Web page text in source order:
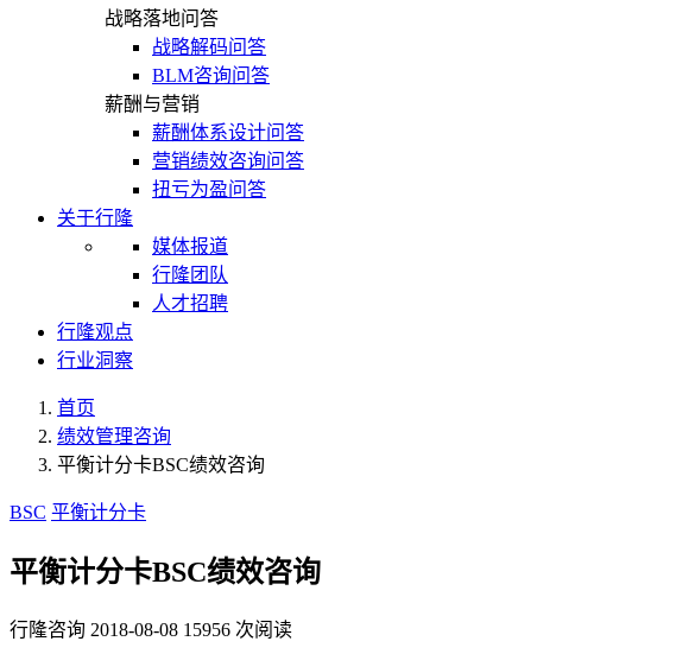
战略落地问答
战略解码问答
BLM咨询问答
薪酬与营销
薪酬体系设计问答
营销绩效咨询问答
扭亏为盈问答
关于行隆
媒体报道
行隆团队
人才招聘
行隆观点
行业洞察
首页
绩效管理咨询
平衡计分卡BSC绩效咨询
BSC 平衡计分卡
平衡计分卡BSC绩效咨询
行隆咨询 2018-08-08 15956 次阅读